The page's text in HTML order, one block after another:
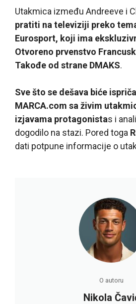
Utakmica između Andreeve i
pratiti na televiziji preko
Eurosport, koji ima
Otvoreno prvenstvo
Takođe od strane DMAKS.
Sve što se dešava biće
MARCA.com sa živim
izjavama protagonistas i
dogodilo na stazi. Pored toga
dati potpune informacije o
O autoru
Nikola